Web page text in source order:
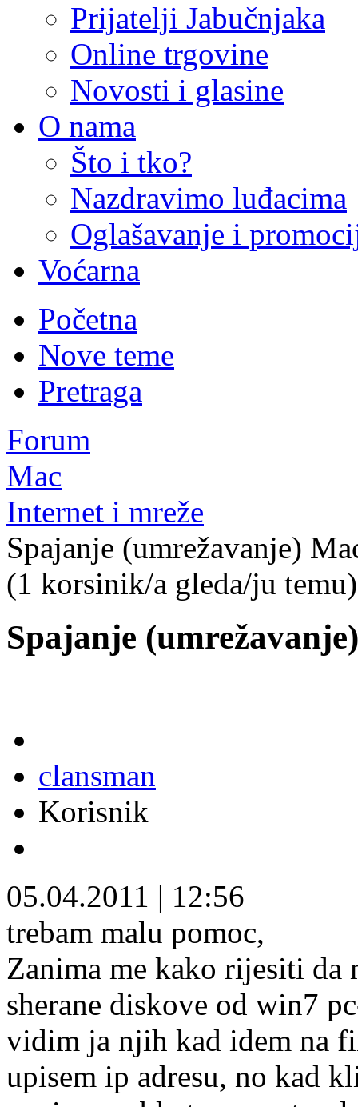
Prijatelji Jabučnjaka
Online trgovine
Novosti i glasine
O nama
Što i tko?
Nazdravimo luđacima
Oglašavanje i
Voćarna
Početna
Nove teme
Pretraga
Forum
Mac
Internet i mreže
Spajanje (umrežavanje)
(1 korsinik/a gleda/ju
Spajanje
clansman
Korisnik
05.04.2011 | 12:56
trebam malu pomoc,
Zanima me kako rijesiti
sherane diskove od win7
vidim ja njih kad idem na
upisem ip adresu, no kad